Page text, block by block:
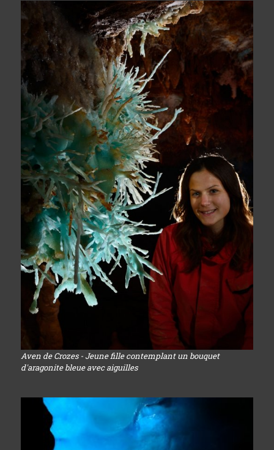
Aven de Crozes - Jeune fille contemplant un bouquet
d'aragonite bleue avec aiguilles